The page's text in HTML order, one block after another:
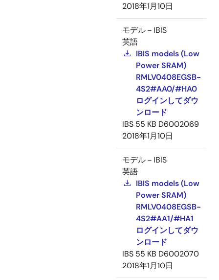
2018年1月10日
モデル－IBIS
英語
IBIS models (Low
Power SRAM)
RMLV0408EGSB-
4S2#AA0/#HA0
ログインしてダウ
ンロード
IBS 55 KB D6002069
2018年1月10日
モデル－IBIS
英語
IBIS models (Low
Power SRAM)
RMLV0408EGSB-
4S2#AA1/#HA1
ログインしてダウ
ンロード
IBS 55 KB D6002070
2018年1月10日